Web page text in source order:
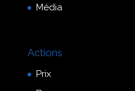
Média
Actions
Prix